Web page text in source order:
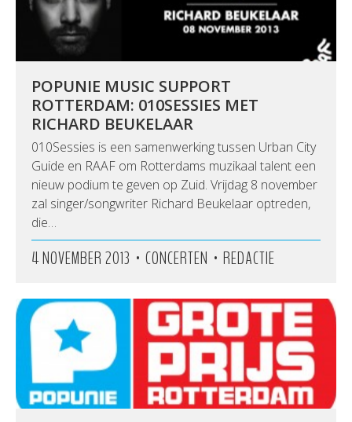
POPUNIE MUSIC SUPPORT
ROTTERDAM: 010SESSIES MET
RICHARD BEUKELAAR
010Sessies is een samenwerking tussen Urban City
Guide en RAAF om Rotterdams muzikaal talent een
nieuw podium te geven op Zuid. Vrijdag 8 november
zal singer/songwriter Richard Beukelaar optreden,
die…
4 NOVEMBER 2013 • CONCERTEN • REDACTIE